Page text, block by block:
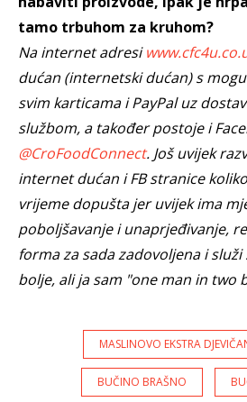
tamo trbuhom za kruhom?
Na internet adresi
dućan (internetski dućan) s
svim karticama i PayPal uz
službom, a također postoje i
@CroFoodConnect. Još uvijek
internet dućan i FB stranice
vrijeme dopušta jer uvijek ima
poboljšavanje i unaprjeđivanje,
forma za sada zadovoljena i
bolje, ali ja sam "one man in two
MASLINOVO EKSTRA
BUČINO BRAŠNO